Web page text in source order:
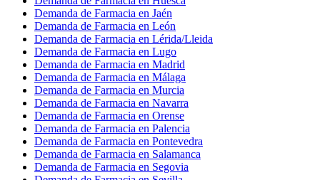
Demanda de Farmacia en Jaén
Demanda de Farmacia en León
Demanda de Farmacia en Lérida/Lleida
Demanda de Farmacia en Lugo
Demanda de Farmacia en Madrid
Demanda de Farmacia en Málaga
Demanda de Farmacia en Murcia
Demanda de Farmacia en Navarra
Demanda de Farmacia en Orense
Demanda de Farmacia en Palencia
Demanda de Farmacia en Pontevedra
Demanda de Farmacia en Salamanca
Demanda de Farmacia en Segovia